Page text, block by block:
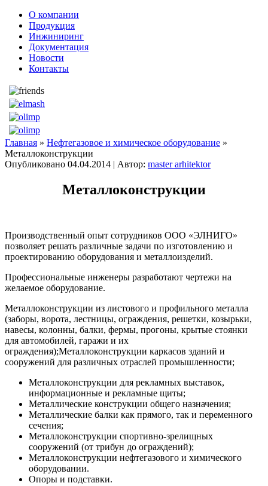
О компании
Продукция
Инжиниринг
Документация
Новости
Контакты
Главная » Нефтегазовое и химическое оборудование »
Металлоконструкции
Опубликовано 04.04.2014 | Автор: master arhitektor
Металлоконструкции
Производственный опыт сотрудников ООО «ЭЛНИГО»
позволяет решать различные задачи по изготовлению и
проектированию оборудования и металлоизделий.
Профессиональные инженеры разработают чертежи на
желаемое оборудование.
Металлоконструкции из листового и профильного металла
(заборы, ворота, лестницы, ограждения, решетки, козырьки,
навесы, колонны, балки, фермы, прогоны, крытые стоянки
для автомобилей, гаражи и их
ограждения);Металлоконструкции каркасов зданий и
сооружений для различных отраслей промышленности;
Металлоконструкции для рекламных выставок,
информационные и рекламные щиты;
Металлические конструкции общего назначения;
Металлические балки как прямого, так и переменного
сечения;
Металлоконструкции спортивно-зрелищных
сооружений (от трибун до ограждений);
Металлоконструкции нефтегазового и химического
оборудовании.
Опоры и подставки.